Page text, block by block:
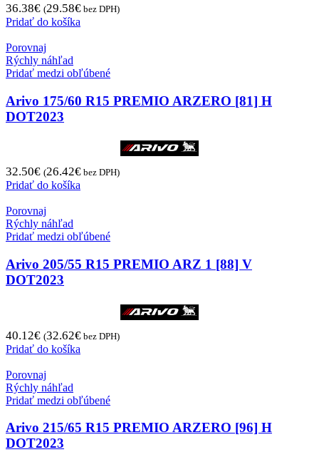
36.38€ (29.58€ bez DPH)
Pridať do košíka
Porovnaj
Rýchly náhľad
Pridať medzi obľúbené
Arivo 175/60 R15 PREMIO ARZERO [81] H
DOT2023
32.50€ (26.42€ bez DPH)
Pridať do košíka
Porovnaj
Rýchly náhľad
Pridať medzi obľúbené
Arivo 205/55 R15 PREMIO ARZ 1 [88] V
DOT2023
40.12€ (32.62€ bez DPH)
Pridať do košíka
Porovnaj
Rýchly náhľad
Pridať medzi obľúbené
Arivo 215/65 R15 PREMIO ARZERO [96] H
DOT2023